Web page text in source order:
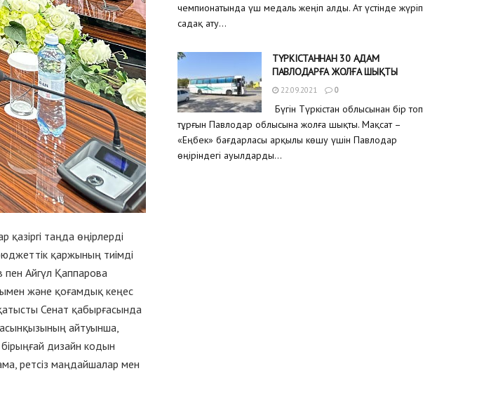
таңда өңірлерді
қаржының тиімді
Айгүл Қаппарова
және қоғамдық кеңес
Сенат қабырғасында
айтуынша,
бірыңғай дизайн кодын
ретсіз маңдайшалар мен
чемпионатында үш медаль жеңіп алды. Ат үстінде жүріп
садақ ату...
ТҮРКІСТАННАН 30 АДАМ
ПАВЛОДАРҒА ЖОЛҒА ШЫҚТЫ
22.09.2021 0
Бүгін Түркістан облысынан бір топ
тұрғын Павлодар облысына жолға шықты. Мақсат –
«Еңбек» бағдарласы арқылы көшу үшін Павлодар
өңіріндегі ауылдарды...